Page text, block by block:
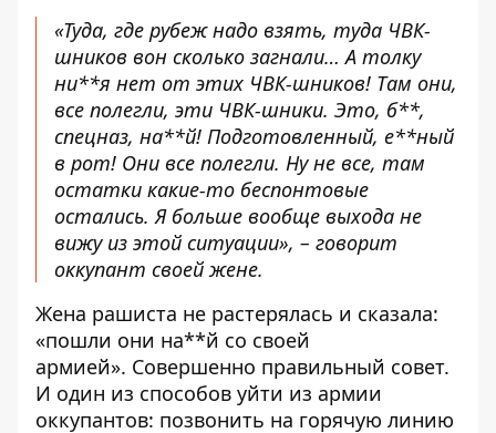
«Туда, где рубеж надо взять, туда ЧВК-
шников вон сколько загнали… А толку
ни**я нет от этих ЧВК-шников! Там они,
все полегли, эти ЧВК-шники. Это, б**,
спецназ, на**й! Подготовленный, е**ный
в рот! Они все полегли. Ну не все, там
остатки какие-то беcпонтовые
остались. Я больше вообще выхода не
вижу из этой ситуации», – говорит
оккупант своей жене.
Жена рашиста не растерялась и сказала:
«пошли они на**й со своей
армией». Совершенно правильный совет.
И один из способов уйти из армии
оккупантов: позвонить на горячую линию